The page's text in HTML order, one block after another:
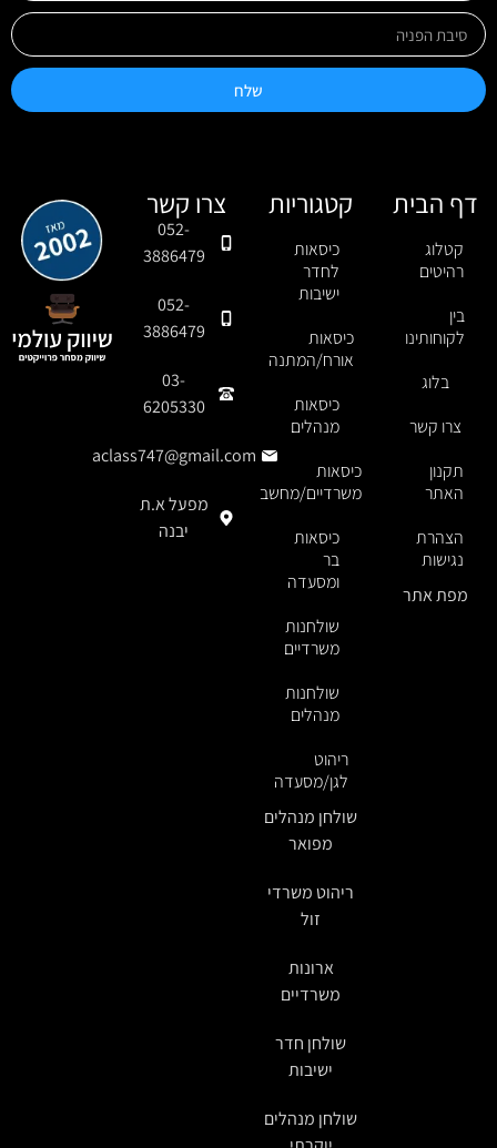
שלח
צרו קשר
052-
3886479
052-
3886479
03-
6205330
aclass747@gmail.com
מפעל א.ת
יבנה
קטגוריות
כיסאות
לחדר
ישיבות
כיסאות
אורח/המתנה
כיסאות
מנהלים
כיסאות
משרדיים/מחשב
כיסאות
בר
ומסעדה
שולחנות
משרדיים
שולחנות
מנהלים
ריהוט
לגן/מסעדה
שולחן מנהלים
מפואר
ריהוט משרדי
זול
ארונות
משרדיים
שולחן חדר
ישיבות
שולחן מנהלים
דף הבית
קטלוג
רהיטים
בין
לקוחותינו
בלוג
צרו קשר
תקנון
האתר
הצהרת
נגישות
מפת אתר